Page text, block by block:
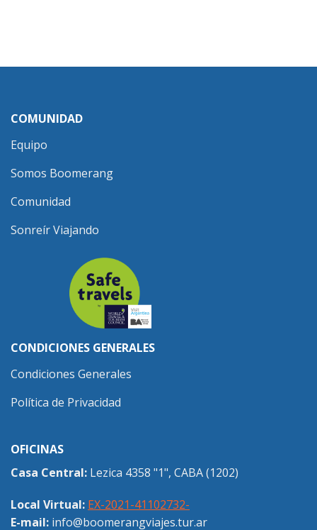
COMUNIDAD
Equipo
Somos Boomerang
Comunidad
Sonreír Viajando
CONDICIONES GENERALES
Condiciones Generales
Política de Privacidad
OFICINAS
Casa Central: Lezica 4358 "1", CABA (1202)
Local Virtual: EX-2021-41102732-
E-mail: info@boomerangviajes.tur.ar